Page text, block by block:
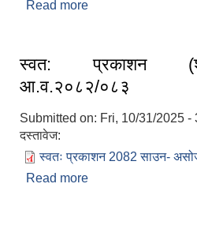
Read more
स्वत: प्रकाशन
आ.व.२०८२/०८३
Submitted on: Fri, 10/31/2025 -
दस्तावेज:
स्वतः प्रकाशन 2082 साउन-
Read more